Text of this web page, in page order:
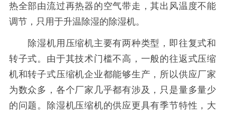
热全部由流过再热器的空气带走，其出风温度不能
调节，只用于升温除湿的除湿机。
除湿机用压缩机主要有两种类型，即往复式和
转子式。由于其技术门槛不高，一般的往返式压缩
机和转子式压缩机企业都能够生产，所以供应厂家
为数众多，各个厂家几乎都有涉及，只是量多量少
的问题。除湿机压缩机的供应更具有季节特性，大